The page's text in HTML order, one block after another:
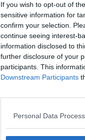
If you wish to opt-out of
sensitive information for
confirm your selection.
continue seeing interest-
information disclosed to
further disclosure of your
participants. This
Downstream Participants
Personal Data